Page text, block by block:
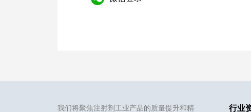
我们将聚焦注射剂工业产品的质量提升和精 行业